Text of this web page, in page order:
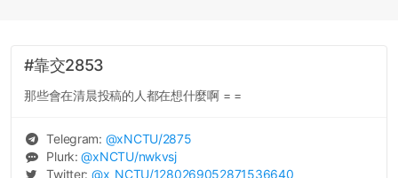
#靠交2853
那些會在清晨投稿的人都在想什麼啊 = =
Telegram: @xNCTU/2875
Plurk:@xNCTU/nwkvsj
Twitter: @x_NCTU/1280269052871536640